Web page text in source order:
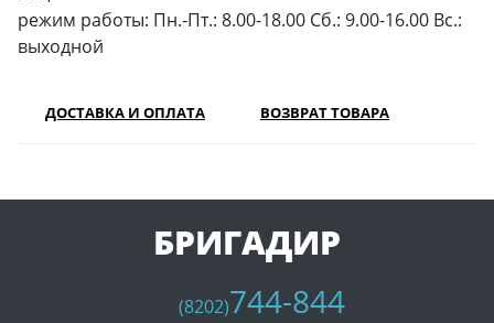
режим работы: Пн.-Пт.: 8.00-18.00 Сб.: 9.00-16.00 Вс.:
выходной
ДОСТАВКА И ОПЛАТА ВОЗВРАТ ТОВАРА
БРИГАДИР
(8202)744-844